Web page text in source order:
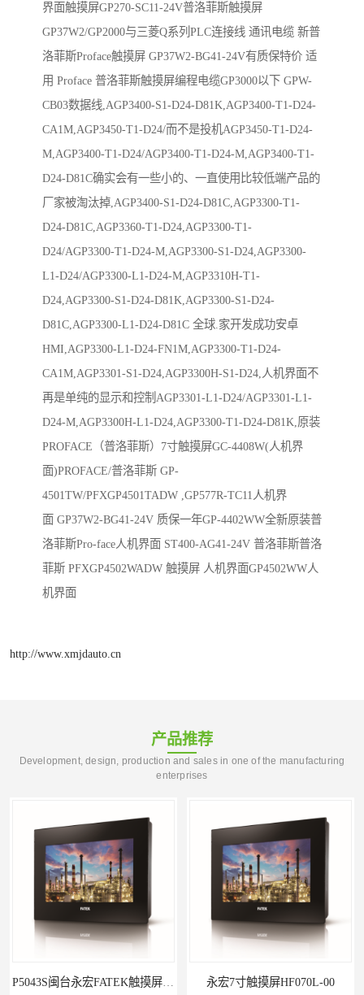
界面触摸屏GP270-SC11-24V普洛菲斯触摸屏
GP37W2/GP2000与三菱Q系列PLC连接线 通讯电缆 新普
洛菲斯Proface触摸屏 GP37W2-BG41-24V有质保特价 适
用 Proface 普洛菲斯触摸屏编程电缆GP3000以下 GPW-
CB03数据线,AGP3400-S1-D24-D81K,AGP3400-T1-D24-
CA1M,AGP3450-T1-D24/而不是投机AGP3450-T1-D24-
M,AGP3400-T1-D24/AGP3400-T1-D24-M,AGP3400-T1-
D24-D81C确实会有一些小的、一直使用比较低端产品的
厂家被淘汰掉,AGP3400-S1-D24-D81C,AGP3300-T1-
D24-D81C,AGP3360-T1-D24,AGP3300-T1-
D24/AGP3300-T1-D24-M,AGP3300-S1-D24,AGP3300-
L1-D24/AGP3300-L1-D24-M,AGP3310H-T1-
D24,AGP3300-S1-D24-D81K,AGP3300-S1-D24-
D81C,AGP3300-L1-D24-D81C 全球.家开发成功安卓
HMI,AGP3300-L1-D24-FN1M,AGP3300-T1-D24-
CA1M,AGP3301-S1-D24,AGP3300H-S1-D24,人机界面不
再是单纯的显示和控制AGP3301-L1-D24/AGP3301-L1-
D24-M,AGP3300H-L1-D24,AGP3300-T1-D24-D81K,原装
PROFACE（普洛菲斯）7寸触摸屏GC-4408W(人机界
面)PROFACE/普洛菲斯 GP-
4501TW/PFXGP4501TADW ,GP577R-TC11人机界
面 GP37W2-BG41-24V 质保一年GP-4402WW全新原装普
洛菲斯Pro-face人机界面 ST400-AG41-24V 普洛菲斯普洛
菲斯 PFXGP4502WADW 触摸屏 人机界面GP4502WW人
机界面
http://www.xmjdauto.cn
产品推荐
Development, design, production and sales in one of the manufacturing
enterprises
永宏7寸触摸屏HF070L-00